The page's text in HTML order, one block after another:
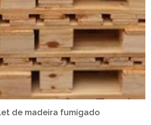
de madeira fumigado